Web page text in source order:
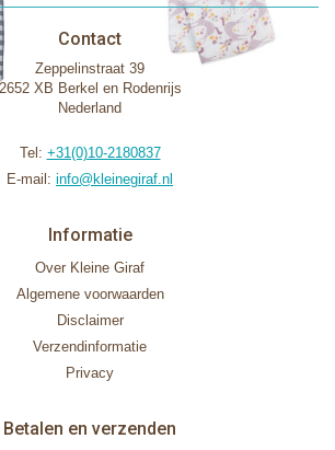
Contact
Zeppelinstraat 39
2652 XB Berkel en Rodenrijs
Nederland
Tel: +31(0)10-2180837
E-mail: info@kleinegiraf.nl
Informatie
Over Kleine Giraf
Algemene voorwaarden
Disclaimer
Verzendinformatie
Privacy
Betalen en verzenden